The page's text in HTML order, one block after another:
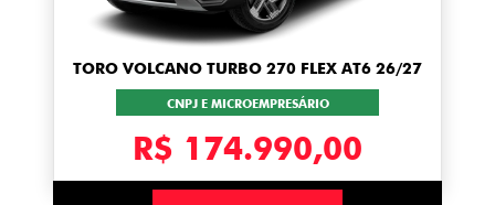
TORO VOLCANO TURBO 270 FLEX AT6 26/27
CNPJ E MICROEMPRESÁRIO
R$ 174.990,00